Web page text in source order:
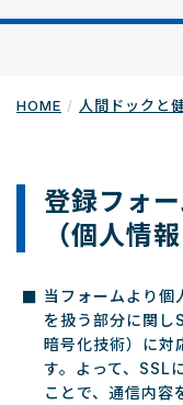
HOME 人間ドックと
登録フォ
（個人情
当フォームより個
を扱う部分に関
暗号化技術）に対
す。よって、SSL
ことで、通信内容